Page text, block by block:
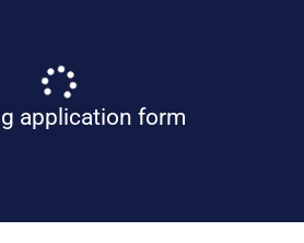
application form